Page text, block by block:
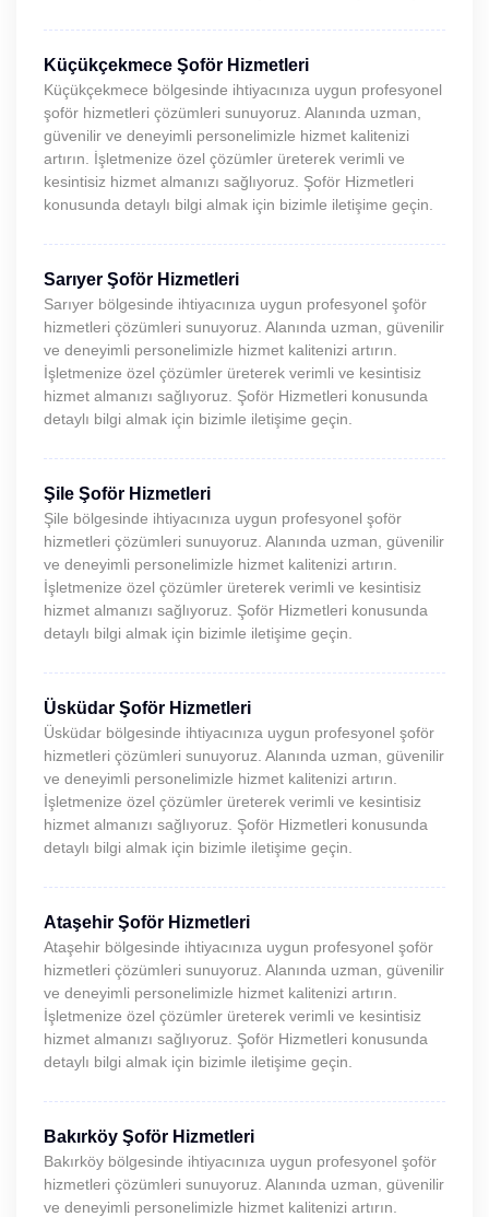
Küçükçekmece Şoför Hizmetleri
Küçükçekmece bölgesinde ihtiyacınıza uygun profesyonel
şoför hizmetleri çözümleri sunuyoruz. Alanında uzman,
güvenilir ve deneyimli personelimizle hizmet kalitenizi
artırın. İşletmenize özel çözümler üreterek verimli ve
kesintisiz hizmet almanızı sağlıyoruz. Şoför Hizmetleri
konusunda detaylı bilgi almak için bizimle iletişime geçin.
Sarıyer Şoför Hizmetleri
Sarıyer bölgesinde ihtiyacınıza uygun profesyonel şoför
hizmetleri çözümleri sunuyoruz. Alanında uzman, güvenilir
ve deneyimli personelimizle hizmet kalitenizi artırın.
İşletmenize özel çözümler üreterek verimli ve kesintisiz
hizmet almanızı sağlıyoruz. Şoför Hizmetleri konusunda
detaylı bilgi almak için bizimle iletişime geçin.
Şile Şoför Hizmetleri
Şile bölgesinde ihtiyacınıza uygun profesyonel şoför
hizmetleri çözümleri sunuyoruz. Alanında uzman, güvenilir
ve deneyimli personelimizle hizmet kalitenizi artırın.
İşletmenize özel çözümler üreterek verimli ve kesintisiz
hizmet almanızı sağlıyoruz. Şoför Hizmetleri konusunda
detaylı bilgi almak için bizimle iletişime geçin.
Üsküdar Şoför Hizmetleri
Üsküdar bölgesinde ihtiyacınıza uygun profesyonel şoför
hizmetleri çözümleri sunuyoruz. Alanında uzman, güvenilir
ve deneyimli personelimizle hizmet kalitenizi artırın.
İşletmenize özel çözümler üreterek verimli ve kesintisiz
hizmet almanızı sağlıyoruz. Şoför Hizmetleri konusunda
detaylı bilgi almak için bizimle iletişime geçin.
Ataşehir Şoför Hizmetleri
Ataşehir bölgesinde ihtiyacınıza uygun profesyonel şoför
hizmetleri çözümleri sunuyoruz. Alanında uzman, güvenilir
ve deneyimli personelimizle hizmet kalitenizi artırın.
İşletmenize özel çözümler üreterek verimli ve kesintisiz
hizmet almanızı sağlıyoruz. Şoför Hizmetleri konusunda
detaylı bilgi almak için bizimle iletişime geçin.
Bakırköy Şoför Hizmetleri
Bakırköy bölgesinde ihtiyacınıza uygun profesyonel şoför
hizmetleri çözümleri sunuyoruz. Alanında uzman, güvenilir
ve deneyimli personelimizle hizmet kalitenizi artırın.